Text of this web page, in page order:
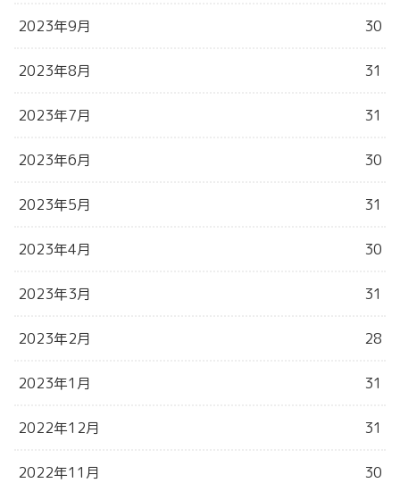
2023年9月 30
2023年8月 31
2023年7月 31
2023年6月 30
2023年5月 31
2023年4月 30
2023年3月 31
2023年2月 28
2023年1月 31
2022年12月 31
2022年11月 30